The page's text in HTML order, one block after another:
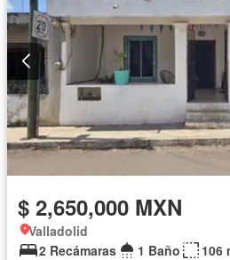
$ 2,650,000 MXN
Valladolid
2 Recámaras
1 Baño
106